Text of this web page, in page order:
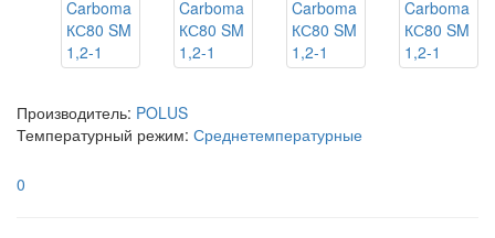
Производитель: POLUS
Температурный режим: Среднетемпературные
0